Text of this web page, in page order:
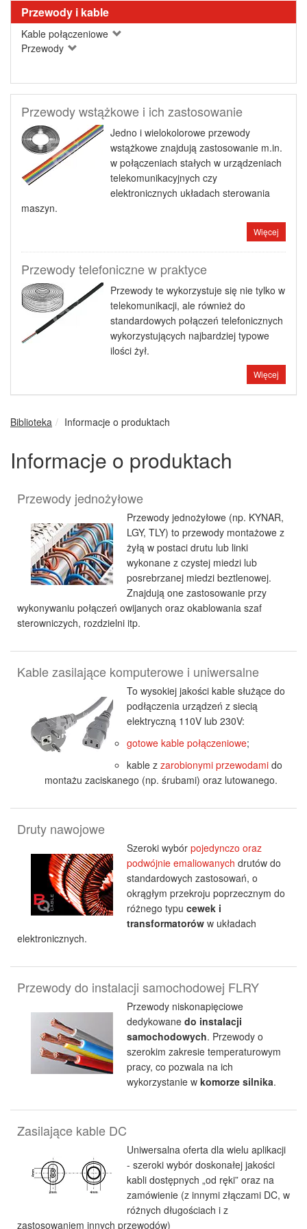
Przewody i kable
Kable połączeniowe
Przewody
Przewody wstążkowe i ich zastosowanie
Jedno i wielokolorowe przewody
wstążkowe znajdują zastosowanie m.in.
w połączeniach stałych w urządzeniach
telekomunikacyjnych czy
elektronicznych układach sterowania
maszyn.
Więcej
Przewody telefoniczne w praktyce
Przewody te wykorzystuje się nie tylko w
telekomunikacji, ale również do
standardowych połączeń telefonicznych
wykorzystujących najbardziej typowe
ilości żył.
Więcej
Biblioteka Informacje o produktach
Informacje o produktach
Przewody jednożyłowe
Przewody jednożyłowe (np. KYNAR,
LGY, TLY) to przewody montażowe z
żyłą w postaci drutu lub linki
wykonane z czystej miedzi lub
posrebrzanej miedzi beztlenowej.
Znajdują one zastosowanie przy
wykonywaniu połączeń owijanych oraz okablowania szaf
sterowniczych, rozdzielni itp.
Kable zasilające komputerowe i uniwersalne
To wysokiej jakości kable służące do
podłączenia urządzeń z siecią
elektryczną 110V lub 230V:
gotowe kable połączeniowe;
kable z zarobionymi przewodami do
montażu zaciskanego (np. śrubami) oraz lutowanego.
Druty nawojowe
Szeroki wybór pojedynczo oraz
podwójnie emaliowanych drutów do
standardowych zastosowań, o
okrągłym przekroju poprzecznym do
różnego typu cewek i
transformatorów w układach
elektronicznych.
Przewody do instalacji samochodowej FLRY
Przewody niskonapięciowe
dedykowane do instalacji
samochodowych. Przewody o
szerokim zakresie temperaturowym
pracy, co pozwala na ich
wykorzystanie w komorze silnika.
Zasilające kable DC
Uniwersalna oferta dla wielu aplikacji
- szeroki wybór doskonałej jakości
kabli dostępnych „od ręki” oraz na
zamówienie (z innymi złączami DC, w
różnych długościach i z
zastosowaniem innych przewodów)